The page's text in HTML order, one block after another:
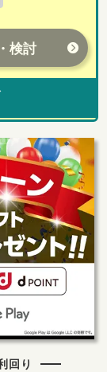
検討
回り